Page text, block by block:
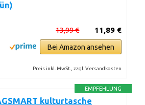
11,89 €
13,99 €
Bei Amazon ansehen
Preis inkl. MwSt., zzgl. Versandkosten
EMPFEHLUNG
kulturtasche